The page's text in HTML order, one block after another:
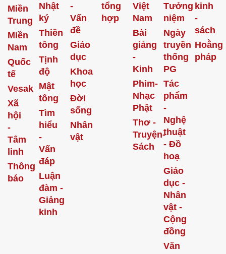
Miền
Trung
Miền
Nam
Quốc
tế
Vesak
Xã
hội
-
Tâm
linh
Thông
báo
Nhật
ký
Thiền
tông
Tịnh
độ
Mật
tông
Tìm
hiểu
-
Vấn
đáp
Luận
đàm -
Giảng
kinh
-
Vấn
đề
Giáo
dục
Khoa
học
Đời
sống
Nhân
vật
tổng
hợp
Việt
Nam
Bài
giảng
-
Kinh
Phim-
Nhạc
Phật
Thơ -
Truyện-
Sách
Tưởng
niệm
Ngày
truyền
thống
PG
Tác
phẩm
-
Nghệ
thuật
- Đồ
hoạ
Giáo
dục -
Nhân
vật -
Cộng
đồng
Văn
kinh
-
sách
Hoằng
pháp